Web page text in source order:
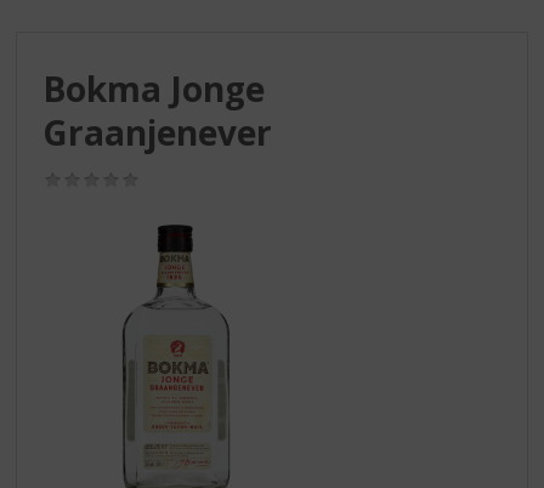
Bokma Jonge
Graanjenever